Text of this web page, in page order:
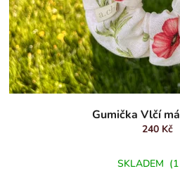
u
k
ů
Gumička Vlčí
240 Kč
SKLADEM